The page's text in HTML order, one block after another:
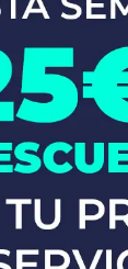
profesional en
Ya sea
de
equipo está
y eficaces,
y